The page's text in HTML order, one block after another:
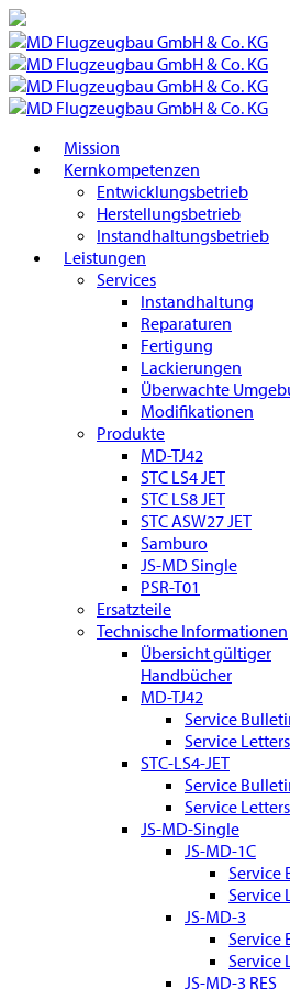
Mission
Kernkompetenzen
Entwicklungsbetrieb
Herstellungsbetrieb
Instandhaltungsbetrieb
Leistungen
Services
Instandhaltung
Reparaturen
Fertigung
Lackierungen
Überwachte
Modifikationen
Produkte
MD-TJ42
STC LS4 JET
STC LS8 JET
STC ASW27 JET
Samburo
JS-MD Single
PSR-T01
Ersatzteile
Technische Informationen
Übersicht gültiger
Handbücher
MD-TJ42
Service
Service Letters
STC-LS4-JET
Service
Service Letters
JS-MD-Single
JS-MD-1C
Service
Service
JS-MD-3
Service
Service
JS-MD-3 RES